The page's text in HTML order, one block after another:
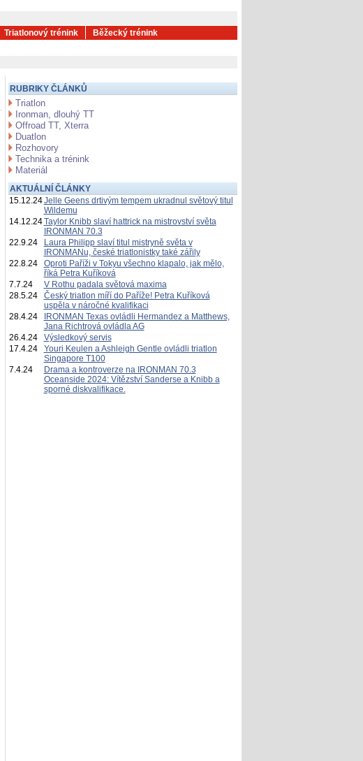
Triatlonový trénink Běžecký trénink
RUBRIKY ČLÁNKŮ
Triatlon
Ironman, dlouhý TT
Offroad TT, Xterra
Duatlon
Rozhovory
Technika a trénink
Materiál
AKTUÁLNÍ ČLÁNKY
15.12.24Jelle Geens drtivým tempem ukradnul světový titul
Wildemu
14.12.24Taylor Knibb slaví hattrick na mistrovství světa
IRONMAN 70.3
22.9.24
Laura Philipp slaví titul mistryně světa v
IRONMANu, české triatlonistky také zářily
22.8.24
Oproti Paříži v Tokyu všechno klapalo, jak mělo,
říká Petra Kuříková
7.7.24
V Rothu padala světová maxima
28.5.24
Český triatlon míří do Paříže! Petra Kuříková
uspěla v náročné kvalifikaci
28.4.24
IRONMAN Texas ovládli Hermandez a Matthews,
Jana Richtrová ovládla AG
26.4.24
Výsledkový servis
17.4.24
Youri Keulen a Ashleigh Gentle ovládli triatlon
Singapore T100
7.4.24
Drama a kontroverze na IRONMAN 70.3
Oceanside 2024: Vítězství Sanderse a Knibb a
sporné diskvalifikace.